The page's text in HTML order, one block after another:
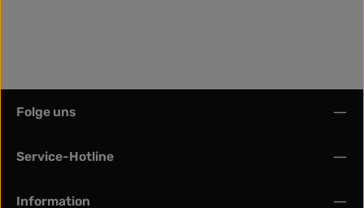
Folge uns
Service-Hotline
Information